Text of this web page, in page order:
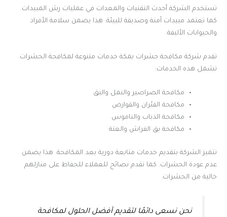
تستخدم الشركة أحدث التقنيات والمعدات في عمليات رش المبيدات.
كما تعتمد مبيدات آمنة وصديقة للبيئة. هذا يضمن سلامة الأفراد
والحيوانات الأليفة.
تقدم شركة مكافحة حشرات بمكة خدمات متنوعة لمكافحة الحشرات.
تشمل هذه الخدمات:
مكافحة الصراصير والنمل والبق
مكافحة الفئران والقوارض
مكافحة الذباب والناموس
مكافحة بق الفراش والعتة
تتميز الشركة بتقديم خدمات متابعة دورية بعد المكافحة. هذا يضمن
عدم عودة الحشرات. كما تقدم نصائح للعملاء للحفاظ على منازلهم
خالية من الحشرات.
نحن نسعى دائمًا لتقديم أفضل الحلول لمكافحة